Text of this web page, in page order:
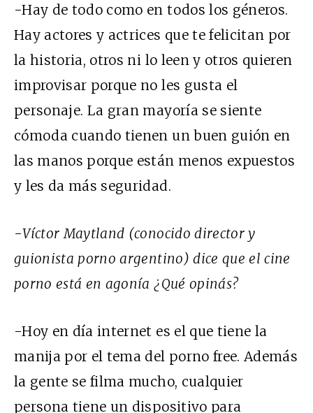
-Hay de todo como en todos los géneros.
Hay actores y actrices que te felicitan por
la historia, otros ni lo leen y otros quieren
improvisar porque no les gusta el
personaje. La gran mayoría se siente
cómoda cuando tienen un buen guión en
las manos porque están menos expuestos
y les da más seguridad.
-Víctor Maytland (conocido director y
guionista porno argentino) dice que el cine
porno está en agonía ¿Qué opinás?
-Hoy en día internet es el que tiene la
manija por el tema del porno free. Además
la gente se filma mucho, cualquier
persona tiene un dispositivo para